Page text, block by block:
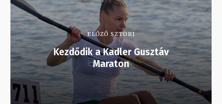
ELŐZŐ SZTORI
Kezdődik a Kadler Gusztáv
Maraton